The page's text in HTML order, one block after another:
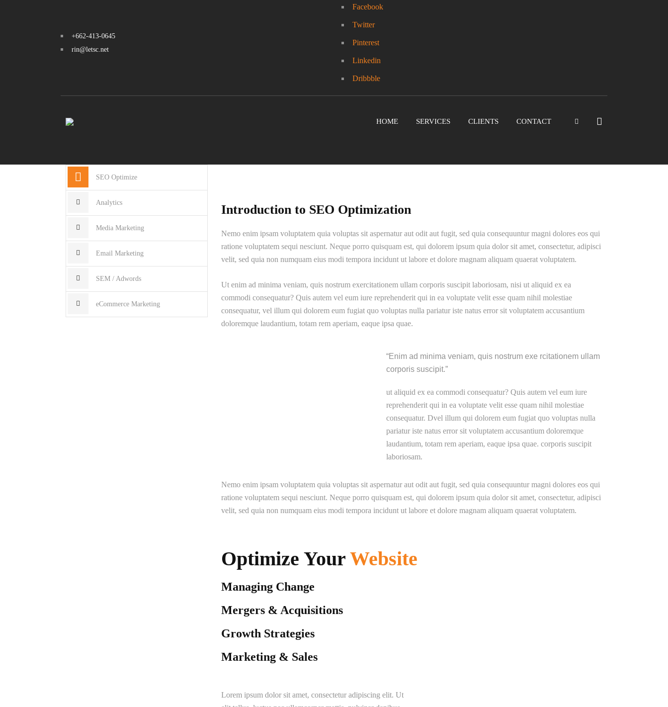
+662-413-0645
rin@letsc.net
Facebook
Twitter
Pinterest
Linkedin
Dribbble
HOME SERVICES CLIENTS CONTACT
SEO Optimize
Analytics
Media Marketing
Email Marketing
SEM / Adwords
eCommerce Marketing
Introduction to SEO Optimization
Nemo enim ipsam voluptatem quia voluptas sit aspernatur aut odit aut fugit, sed quia consequuntur magni dolores eos qui
ratione voluptatem sequi nesciunt. Neque porro quisquam est, qui dolorem ipsum quia dolor sit amet, consectetur, adipisci
velit, sed quia non numquam eius modi tempora incidunt ut labore et dolore magnam aliquam quaerat voluptatem.
Ut enim ad minima veniam, quis nostrum exercitationem ullam corporis suscipit laboriosam, nisi ut aliquid ex ea
commodi consequatur? Quis autem vel eum iure reprehenderit qui in ea voluptate velit esse quam nihil molestiae
consequatur, vel illum qui dolorem eum fugiat quo voluptas nulla pariatur iste natus error sit voluptatem accusantium
doloremque laudantium, totam rem aperiam, eaque ipsa quae.
Enim ad minima veniam, quis nostrum exe rcitationem ullam
corporis suscipit.
ut aliquid ex ea commodi consequatur? Quis autem vel eum iure
reprehenderit qui in ea voluptate velit esse quam nihil molestiae
consequatur. Dvel illum qui dolorem eum fugiat quo voluptas nulla
pariatur iste natus error sit voluptatem accusantium doloremque
laudantium, totam rem aperiam, eaque ipsa quae. corporis suscipit
laboriosam.
Nemo enim ipsam voluptatem quia voluptas sit aspernatur aut odit aut fugit, sed quia consequuntur magni dolores eos qui
ratione voluptatem sequi nesciunt. Neque porro quisquam est, qui dolorem ipsum quia dolor sit amet, consectetur, adipisci
velit, sed quia non numquam eius modi tempora incidunt ut labore et dolore magnam aliquam quaerat voluptatem.
Optimize YourWebsite
Managing Change
Mergers & Acquisitions
Growth Strategies
Marketing & Sales
Lorem ipsum dolor sit amet, consectetur adipiscing elit. Ut